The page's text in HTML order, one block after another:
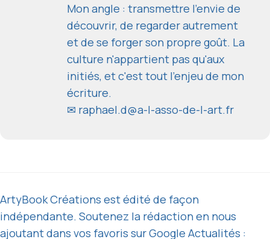
Mon angle : transmettre l'envie de
découvrir, de regarder autrement
et de se forger son propre goût. La
culture n'appartient pas qu'aux
initiés, et c'est tout l'enjeu de mon
écriture.
✉ raphael.d@a-l-asso-de-l-art.fr
ArtyBook Créations est édité de façon
indépendante. Soutenez la rédaction en nous
ajoutant dans vos favoris sur Google Actualités :